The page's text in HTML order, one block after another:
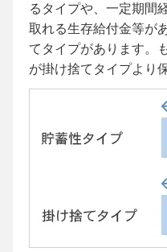
るタイプや、一定期間
取れる生存給付金等が
てタイプがあります。
が掛け捨てタイプより